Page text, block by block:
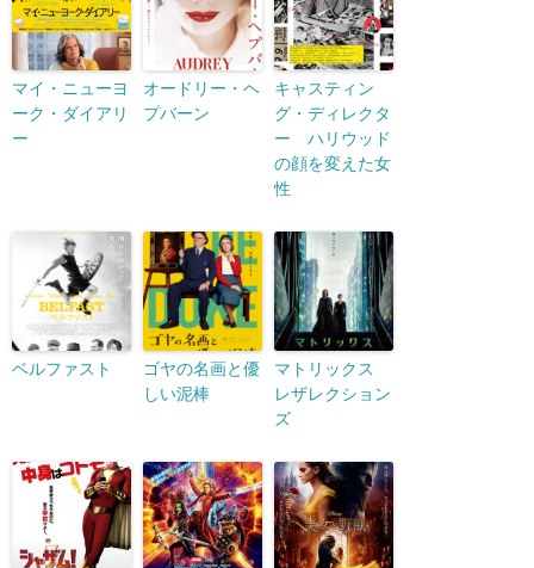
マイ・ニューヨ
ーク・ダイアリ
ー
オードリー・ヘ
プバーン
キャスティン
グ・ディレクタ
ー ハリウッド
の顔を変えた女
性
ベルファスト
ゴヤの名画と優
しい泥棒
マトリックス
レザレクション
ズ